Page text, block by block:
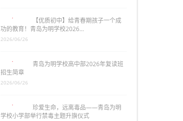
【优质初中】给青春期孩子一个成
功的教育！青岛为明学校2026…
2026/06/26
青岛为明学校高中部2026年复读班
招生简章
2026/06/26
珍爱生命，远离毒品——青岛为明
学校小学部举行禁毒主题升旗仪式